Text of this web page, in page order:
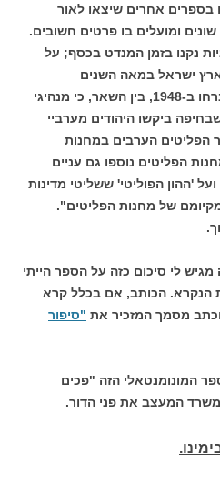
בספרים אחרים שיצאו לאור
ומועלים בו פרטים חשובים.
נקנו בזמן המנדט בכסף; על
ישראל במאה השנים
האחרונות; על כך שהערבים ברחו ב-1948, בין השאר, כי מנהיגי
ביקשו היהודים מערביי
הפליטים הערבים במחנות
הפליטים נוספו גם עניים
'ההון הפוליטי' ששליטי מדינות
של מחנות הפליטים".
לי סיכום כזה על הספר הייתי
הנקרא. הכותב, אם בכלל קרא
מסמך המזכיר את "סיפור
המונומנטאלי הזה "פכים
המעצב את פני הדור.